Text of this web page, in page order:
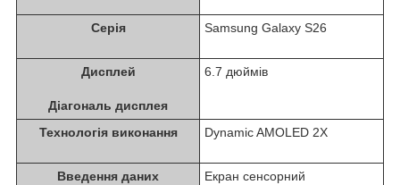
Серія Samsung Galaxy S26
Дисплей
Діагональ дисплея
6.7 дюймів
Технологія виконання Dynamic AMOLED 2X
Введення даних Екран сенсорний